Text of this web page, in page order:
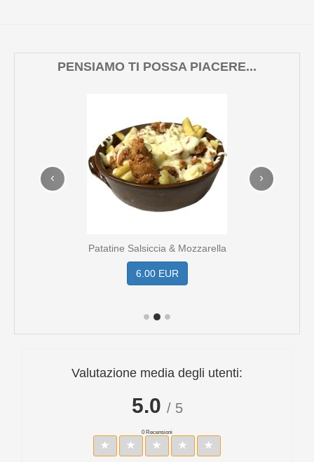
PENSIAMO TI POSSA PIACERE...
Patatine Salsiccia & Mozzarella
6.00 EUR
‹ ›
Valutazione media degli utenti:
5.0 / 5
0 Recensioni